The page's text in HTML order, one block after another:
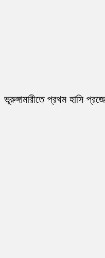
ভূরুঙ্গামারীতে প্রথম হাসি